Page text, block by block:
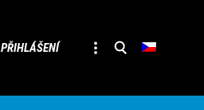
PŘIHLÁŠENÍ